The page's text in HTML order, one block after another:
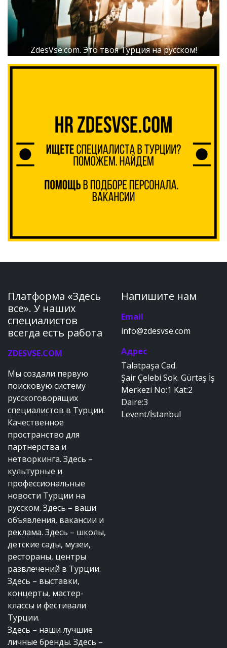
ZdesVse.com. Это твоя Турция на русском!
Платформа «Здесь
все». У наших
специалистов
всегда есть работа
ZDESVSE.COM
Мы создали первую
поисковую систему
русскоговорящих
специалистов в Турции.
Качественное
пространство для
партнерства и
нетворкинга. Здесь –
культурные и
профессиональные
новости Турции на
русском. Здесь – ваши
объявления, вакансии и
реклама. Здесь – школы,
детские сады, музеи,
рестораны, центры
развлечений в Турции.
Здесь – выставки,
концерты, мастер-
классы и фестивали
Турции.
Здесь – наши лучшие
личные бренды. Здесь –
Напишите нам
Email
info@zdesvse.com
Адрес
Talatpaşa Cad.
Şair Çelebi Sok. Gürtaş İş
Merkezi No:1 Kat:2
Daire:3
Levent/İstanbul